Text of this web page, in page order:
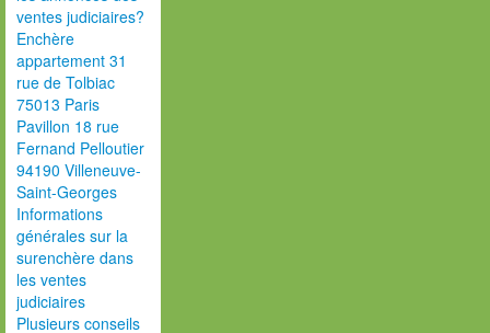
ventes judiciaires?
Enchère
appartement 31
rue de Tolbiac
75013 Paris
Pavillon 18 rue
Fernand Pelloutier
94190 Villeneuve-
Saint-Georges
Informations
générales sur la
surenchère dans
les ventes
judiciaires
Plusieurs conseils